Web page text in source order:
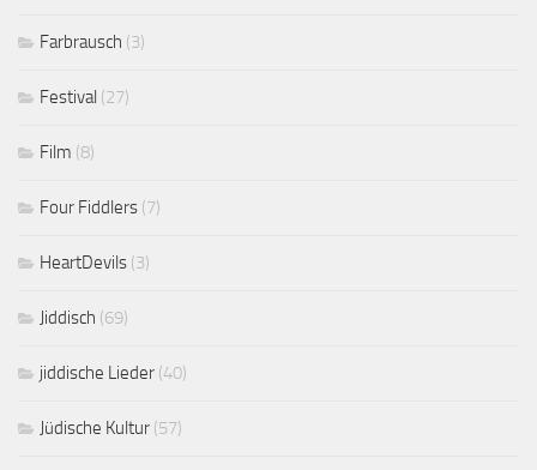
Farbrausch (3)
Festival (27)
Film (8)
Four Fiddlers (7)
HeartDevils (3)
Jiddisch (69)
jiddische Lieder (40)
Jüdische Kultur (57)